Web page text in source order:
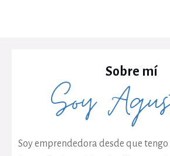
Sobre mí
Soy
Soy emprendedora desde que